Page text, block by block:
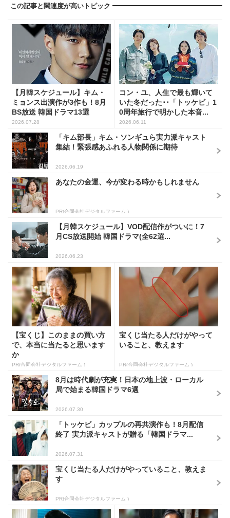
この記事と関連度が高いトピック
【月韓スケジュール】キム・
ミョンス出演作が3作も！8月
BS放送 韓国ドラマ13選
2026.07.28
コン・ユ、人生で最も輝いて
いた冬だった･･「トッケビ」1
0周年旅行で明かした本音...
2026.06.11
「キム部長」キム・ソンギュら実力派キャスト
集結！緊張感あふれる人物関係に期待
2026.06.19
あなたの金運、今が変わる時かもしれません
PR(合同会社デジタルファーム )
【月韓スケジュール】VOD配信作がついに！7
月CS放送開始 韓国ドラマ(全62選...
2026.06.23
【宝くじ】このままの買い方
で、本当に当たると思います
か
PR(合同会社デジタルファーム )
宝くじ当たる人だけがやって
いること、教えます
PR(合同会社デジタルファーム )
8月は時代劇が充実！日本の地上波・ローカル
局で始まる韓国ドラマ6選
2026.07.30
「トッケビ」カップルの再共演作も！8月配信
終了 実力派キャストが贈る「韓国ドラマ...
2026.07.31
宝くじ当たる人だけがやっていること、教えま
す
PR(合同会社デジタルファーム )